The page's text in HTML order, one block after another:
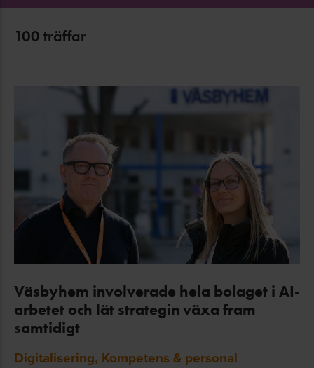
100 träffar
Väsbyhem involverade hela bolaget i AI-
arbetet och lät strategin växa fram
samtidigt
Digitalisering, Kompetens & personal